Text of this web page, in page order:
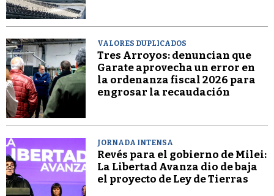
VALORES DUPLICADOS
Tres Arroyos: denuncian que
Garate aprovecha un error en
la ordenanza fiscal 2026 para
engrosar la recaudación
JORNADA INTENSA
Revés para el gobierno de Milei:
La Libertad Avanza dio de baja
el proyecto de Ley de Tierras